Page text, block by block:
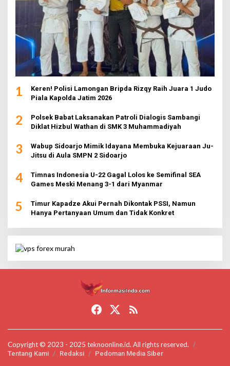
1
Keren! Polisi Lamongan Bripda Rizqy Raih Juara 1 Judo
Piala Kapolda Jatim 2026
2
Polsek Babat Laksanakan Patroli Dialogis Sambangi
Diklat Hizbul Wathan di SMK 3 Muhammadiyah
3
Wabup Sidoarjo Mimik Idayana Membuka Kejuaraan Ju-
Jitsu di Aula SMPN 2 Sidoarjo
4
Timnas Indonesia U-22 Gagal Lolos ke Semifinal SEA
Games Meski Menang 3-1 dari Myanmar
5
Timur Kapadze Akui Pernah Dikontak PSSI, Namun
Hanya Pertanyaan Umum dan Tidak Konkret
Copyright © 2023 - 2025 teknoonline.id. All rights reserved.
Tentang Kami Redaksi Pedoman Media Siber